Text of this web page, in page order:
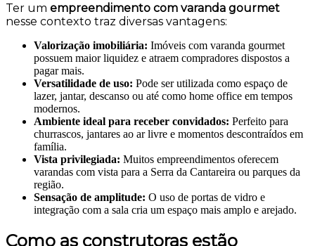
Ter um empreendimento com varanda gourmet
nesse contexto traz diversas vantagens:
Valorização imobiliária: Imóveis com varanda gourmet
possuem maior liquidez e atraem compradores dispostos a
pagar mais.
Versatilidade de uso: Pode ser utilizada como espaço de
lazer, jantar, descanso ou até como home office em tempos
modernos.
Ambiente ideal para receber convidados: Perfeito para
churrascos, jantares ao ar livre e momentos descontraídos em
família.
Vista privilegiada: Muitos empreendimentos oferecem
varandas com vista para a Serra da Cantareira ou parques da
região.
Sensação de amplitude: O uso de portas de vidro e
integração com a sala cria um espaço mais amplo e arejado.
Como as construtoras estão